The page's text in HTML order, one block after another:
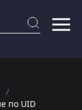
по UID